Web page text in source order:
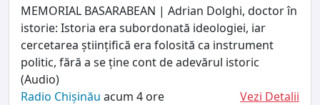
MEMORIAL BASARABEAN | Adrian Dolghi, doctor în
istorie: Istoria era subordonată ideologiei, iar
cercetarea științifică era folosită ca instrument
politic, fără a se ține cont de adevărul istoric
(Audio)
Radio Chișinău acum 4 ore
Vezi Detalii